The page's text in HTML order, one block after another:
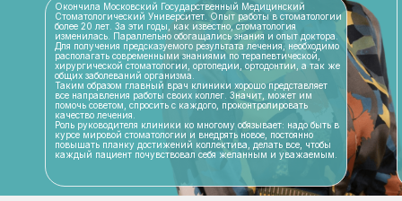
Окончила Московский Государственный Медицинский
Стоматологический Университет. Опыт работы в стоматологии
более 20 лет. За эти годы, как известно, стоматология
изменилась. Параллельно обогащались знания и опыт доктора.
Для получения предсказуемого результата лечения, необходимо
располагать современными знаниями по терапевтической,
хирургической стоматологии, ортопедии, ортодонтии, а так же
общих заболеваний организма.
Таким образом главный врач клиники хорошо представляет
все направления работы своих коллег. Значит, может им
помочь советом, спросить с каждого, проконтролировать
качество лечения.
Роль руководителя клиники ко многому обязывает: надо быть в
курсе мировой стоматологии и внедрять новое, постоянно
повышать планку достижений коллектива, делать все, чтобы
каждый пациент почувствовал себя желанным и уважаемым.